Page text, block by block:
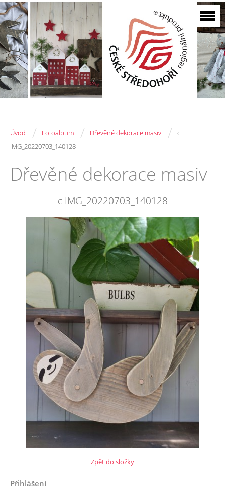
Úvod / Fotoalbum / Dřevěné dekorace masiv /
c
IMG_20220703_140128
Dřevěné dekorace masiv
c IMG_20220703_140128
Zpět do složky
Přihlášení